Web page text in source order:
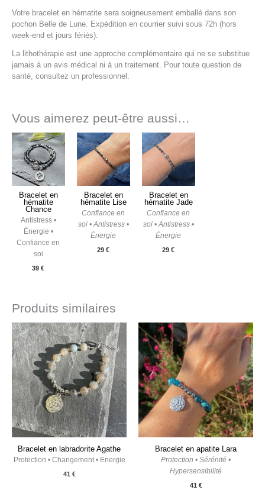
Votre bracelet en hématite sera soigneusement emballé dans son
pochon Belle de Lune. Expédition en courrier suivi sous 72h (hors
week-end et jours fériés).
La lithothérapie est une approche complémentaire qui ne se substitue
jamais à un avis médical ni à un traitement. Pour toute question de
santé, consultez un professionnel.
Vous aimerez peut-être aussi…
Bracelet en
hématite
Chance
Antistress •
Énergie •
Confiance en
soi
39€
Bracelet en
hématite Lise
Confiance en
soi • Antistress •
Énergie
29€
Bracelet en
hématite Jade
Confiance en
soi • Antistress •
Énergie
29€
Produits similaires
Bracelet en labradorite Agathe
Protection • Changement • Energie
41 €
Bracelet en apatite Lara
Protection • Sérénité •
Hypersensibilité
41 €